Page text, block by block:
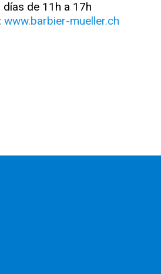
de 11h a 17h
www.barbier-mueller.ch